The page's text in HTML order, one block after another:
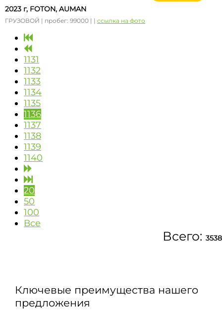
2023 г, FOTON, AUMAN
ГРУЗОВОЙ | пробег: 99000 | | ссылка на фото
1131
1132
1133
1134
1135
1136
1137
1138
1139
1140
20
50
100
Все
Всего:
Ключевые преимущества нашего
предложения